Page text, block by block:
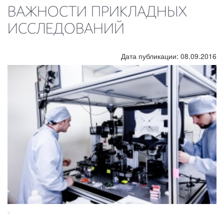
ВАЖНОСТИ ПРИКЛАДНЫХ
ИССЛЕДОВАНИЙ
Дата публикации: 08.09.2016